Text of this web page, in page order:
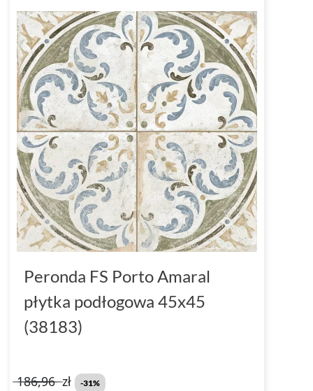
Peronda FS Porto Amaral
płytka podłogowa 45x45
(38183)
186,96zł -31%